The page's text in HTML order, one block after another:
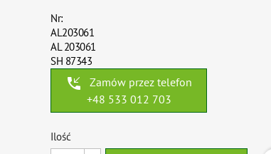
Nr:
AL203061
AL 203061
SH 87343
phone_callback
Zamów przez telefon
+48 533 012 703
Ilość